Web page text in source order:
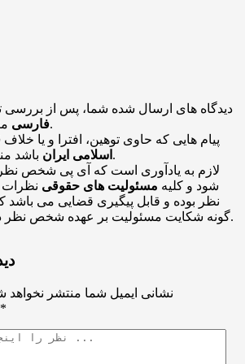
دیدگاه های ارسال شده شما، پس از
فارسیمنتشر خواهد شد.
پیام هایی که حاوی توهین، افترا و یا خلاف
اسلامی ایران باشد منتشر نخواهد شد.
لازم به یادآوری است که آی پی شخص
شود و کلیه مسئولیت های حقوقی
نظر بوده و قابل پیگیری قضایی می
گونه شکایت مسئولیت بر عهده شخص نظر دهنده خواهد بود.
نشانی ایمیل شما منتشر نخواهد
*